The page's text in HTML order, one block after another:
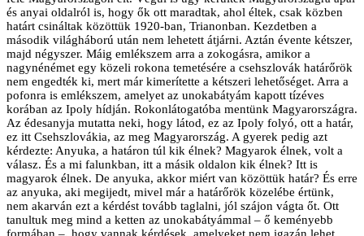
és anyai oldalról is, hogy ők ott maradtak, ahol éltek, csak közben
határt csináltak közöttük 1920-ban, Trianonban. Kezdetben a
második világháború után nem lehetett átjárni. Aztán évente kétszer,
majd négyszer. Máig emlékszem arra a zokogásra, amikor a
nagynénémet egy közeli rokona temetésére a csehszlovák határőrök
nem engedték ki, mert már kimerítette a kétszeri lehetőséget. Arra a
pofonra is emlékszem, amelyet az unokabátyám kapott tízéves
korában az Ipoly hídján. Rokonlátogatóba mentünk Magyarországra.
Az édesanyja mutatta neki, hogy látod, ez az Ipoly folyó, ott a határ,
ez itt Csehszlovákia, az meg Magyarország. A gyerek pedig azt
kérdezte: Anyuka, a határon túl kik élnek? Magyarok élnek, volt a
válasz. És a mi falunkban, itt a másik oldalon kik élnek? Itt is
magyarok élnek. De anyuka, akkor miért van közöttük határ? És erre
az anyuka, aki megijedt, mivel már a határőrök közelébe értünk,
nem akarván ezt a kérdést tovább taglalni, jól szájon vágta őt. Ott
tanultuk meg mind a ketten az unokabátyámmal – ő keményebb
formában –, hogy vannak kérdések, amelyeket nem igazán lehet